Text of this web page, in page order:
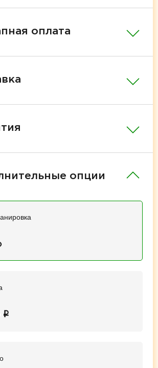
оплата
опции
i